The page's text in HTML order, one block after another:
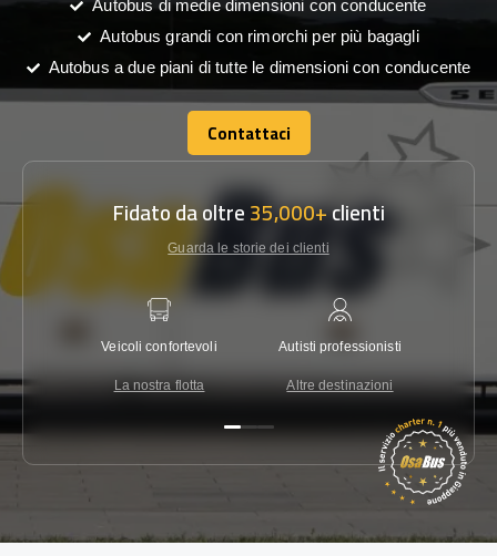
Autobus di medie dimensioni con conducente
Autobus grandi con rimorchi per più bagagli
Autobus a due piani di tutte le dimensioni con conducente
Contattaci
Contattaci
Fidato da oltre35,000+clienti
Guarda le storie dei clienti
Veicoli confortevoli
La nostra flotta
Autisti professionisti
Altre destinazioni